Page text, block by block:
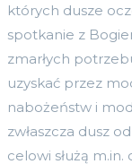
których dusze
spotkanie z
zmarłych
uzyskać przez
nabożeństw i
zwłaszcza dusz
celowi służą m.in.